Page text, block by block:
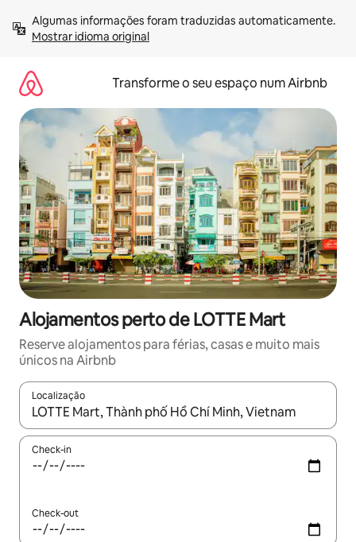
para
Mostrar idioma original
Transforme o seu espaço num Airbnb
Alojamentos perto de LOTTE Mart
Reserve alojamentos para férias, casas e muito mais
únicos na Airbnb
Localização
Quando os resultados estiverem disponíveis, navegue com
Check-in
Check-out